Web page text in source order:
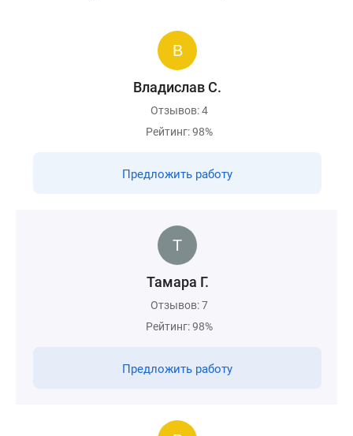
Владислав С.
Отзывов: 4
Рейтинг: 98%
Предложить работу
Тамара Г.
Отзывов: 7
Рейтинг: 98%
Предложить работу